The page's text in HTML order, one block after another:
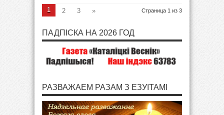
Страница 1 из 3
1 2 3 »
ПАДПІСКА НА 2026 ГОД
РАЗВАЖАЕМ РАЗАМ З ЕЗУІТАМІ